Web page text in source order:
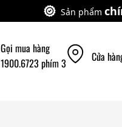
Sản phẩm
Gọi mua hàng
1900.6723 phím 3
Cửa